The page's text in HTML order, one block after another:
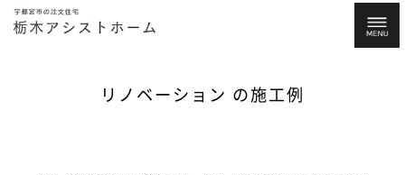
リノベーション の施工例